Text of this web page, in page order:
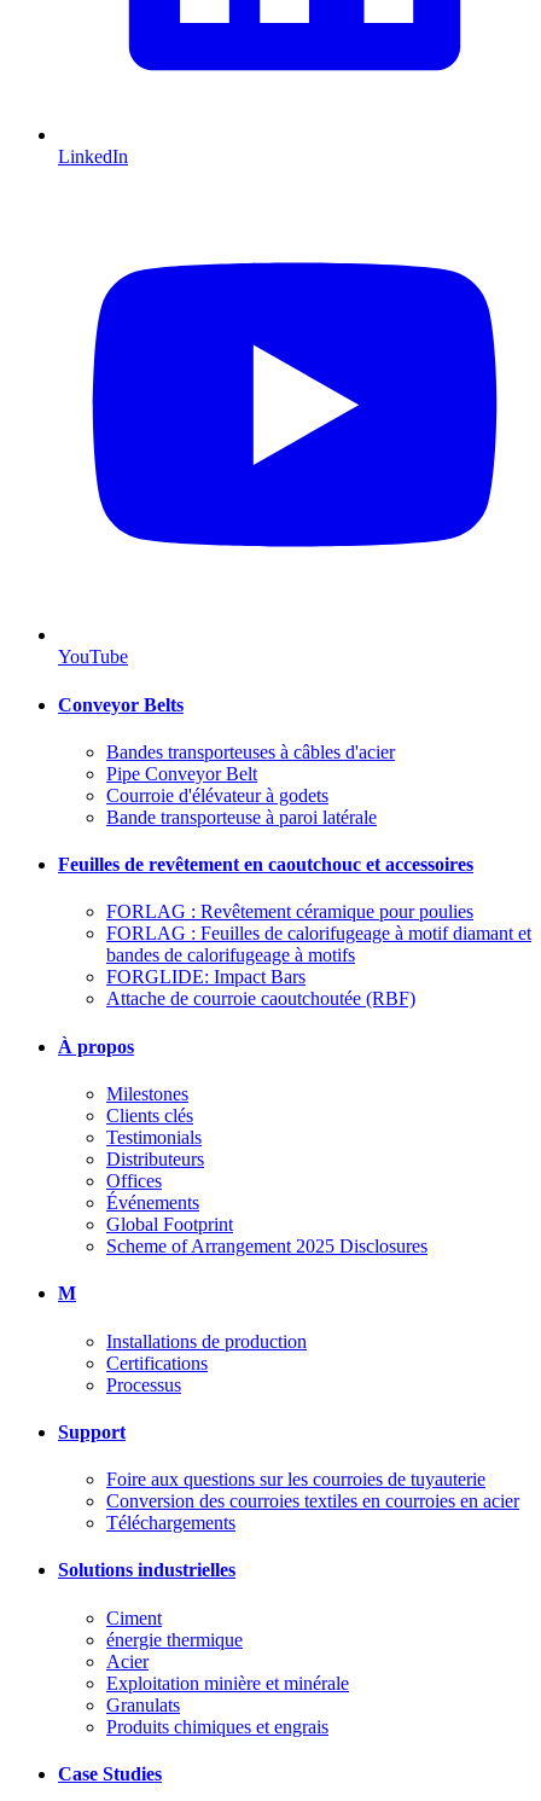
LinkedIn
YouTube
Conveyor Belts
Bandes transporteuses à câbles d'acier
Pipe Conveyor Belt
Courroie d'élévateur à godets
Bande transporteuse à paroi latérale
Feuilles de revêtement en caoutchouc et accessoires
FORLAG : Revêtement céramique pour poulies
FORLAG : Feuilles de calorifugeage à motif diamant et
bandes de calorifugeage à motifs
FORGLIDE: Impact Bars
Attache de courroie caoutchoutée (RBF)
À propos
Milestones
Clients clés
Testimonials
Distributeurs
Offices
Événements
Global Footprint
Scheme of Arrangement 2025 Disclosures
M
Installations de production
Certifications
Processus
Support
Foire aux questions sur les courroies de tuyauterie
Conversion des courroies textiles en courroies en acier
Téléchargements
Solutions industrielles
Ciment
énergie thermique
Acier
Exploitation minière et minérale
Granulats
Produits chimiques et engrais
Case Studies